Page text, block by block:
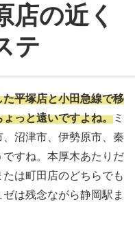
店の近く
テ
平塚店と小田急線で移
っと遠いですよね。 ミ
沼津市、伊勢原市、秦
すね。本厚木あたりだ
は町田店のどちらでも
は残念ながら静岡駅ま